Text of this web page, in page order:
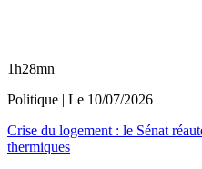
1h28mn
Politique | Le 10/07/2026
Crise du logement : le Sénat
thermiques